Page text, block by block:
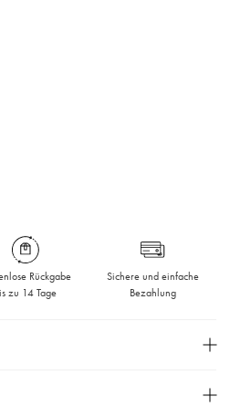
Rückgabe
zu 14 Tage
Sichere und einfache
Bezahlung